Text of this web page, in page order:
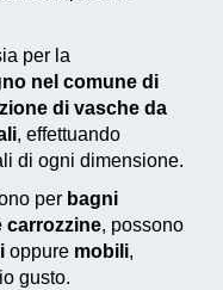
per la
nel comune di
di vasche da
, effettuando
di ogni dimensione.
per bagni
carrozzine, possono
oppure mobili,
gusto.